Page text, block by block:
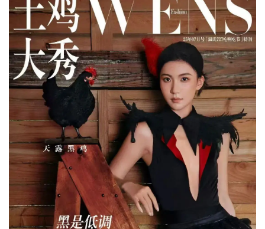
资
讯
闻
析
报
告
据
图